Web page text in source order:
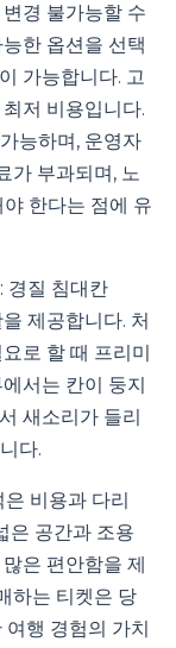
경 불가능할 수
한 옵션을 선택
가능합니다. 고
저 비용입니다.
능하며, 운영자
가 부과되며, 노
한다는 점에 유
경질 침대칸
제공합니다. 처
로 할 때 프리미
서는 칸이 둥지
새소리가 들리
다.
비용과 다리
은 공간과 조용
은 편안함을 제
하는 티켓은 당
행 경험의 가치